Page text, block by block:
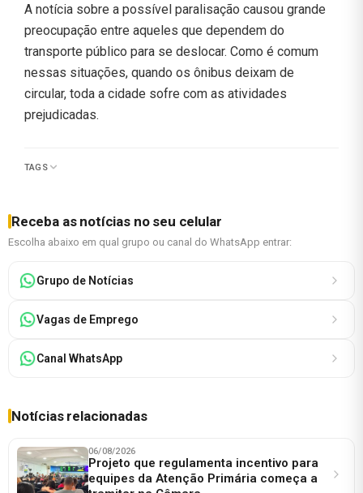
A notícia sobre a possível paralisação causou grande
preocupação entre aqueles que dependem do
transporte público para se deslocar. Como é comum
nessas situações, quando os ônibus deixam de
circular, toda a cidade sofre com as atividades
prejudicadas.
TAGS
Receba as notícias no seu celular
Escolha abaixo em qual grupo ou canal do WhatsApp entrar:
Grupo de Notícias
Vagas de Emprego
Canal WhatsApp
Notícias relacionadas
06/08/2026
Projeto que regulamenta incentivo para
equipes da Atenção Primária começa a